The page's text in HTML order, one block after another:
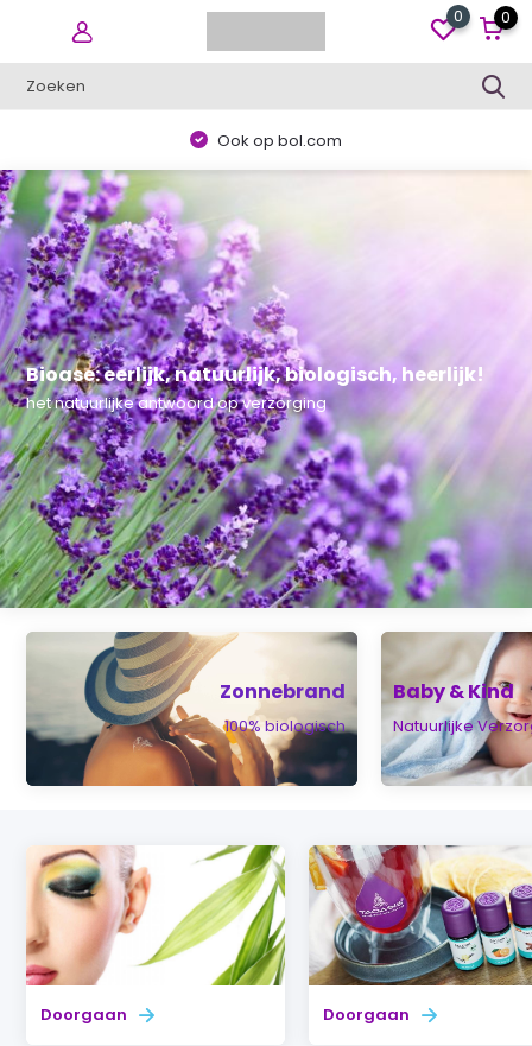
0 0
Alles uit eigen voorraad
Bioase: eerlijk, natuurlijk, biologisch, heerlijk!
het natuurlijke antwoord op verzorging
Zonnebrand
100% biologisch
Baby & Kind
Natuurlijke
Doorgaan Doorgaan